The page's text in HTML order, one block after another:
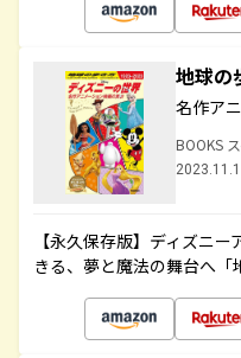
地球
名作ア
BOOKS
【永久保存版】ディズニ
きる、夢と魔法の舞台へ「